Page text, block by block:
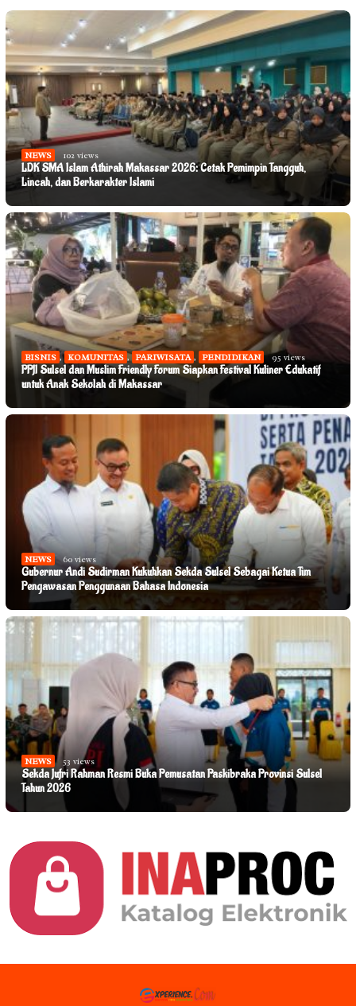
NEWS 102 views
LDK SMA Islam Athirah Makassar 2026: Cetak Pemimpin Tangguh,
Lincah, dan Berkarakter Islami
BISNIS , KOMUNITAS , PARIWISATA , PENDIDIKAN 95 views
PPJI Sulsel dan Muslim Friendly Forum Siapkan Festival Kuliner Edukatif
untuk Anak Sekolah di Makassar
NEWS 60 views
Gubernur Andi Sudirman Kukuhkan Sekda Sulsel Sebagai Ketua Tim
Pengawasan Penggunaan Bahasa Indonesia
NEWS 53 views
Sekda Jufri Rahman Resmi Buka Pemusatan Paskibraka Provinsi Sulsel
Tahun 2026